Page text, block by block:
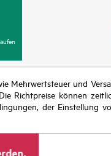
Mehrwertsteuer und
Richtpreise können
der Einstellung